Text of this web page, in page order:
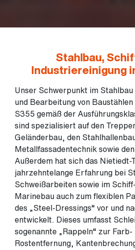
Stahlbau,
Industriereinigung
Unser Schwerpunkt im Stahlbau
und Bearbeitung von
S355 gemäß der
sind spezialisiert auf den
Geländerbau, den
Metallfassadentechnik sowie
Außerdem hat sich das Nietiedt-
jahrzehntelange Erfahrung bei
Schweißarbeiten sowie im
Marinebau auch zum flexiblen
des „Steel-Dressings“ vor und
entwickelt. Dieses umfasst
sogenannte „Rappeln“ zur Farb-
Rostentfernung,